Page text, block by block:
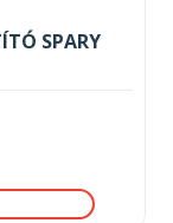
SPARY